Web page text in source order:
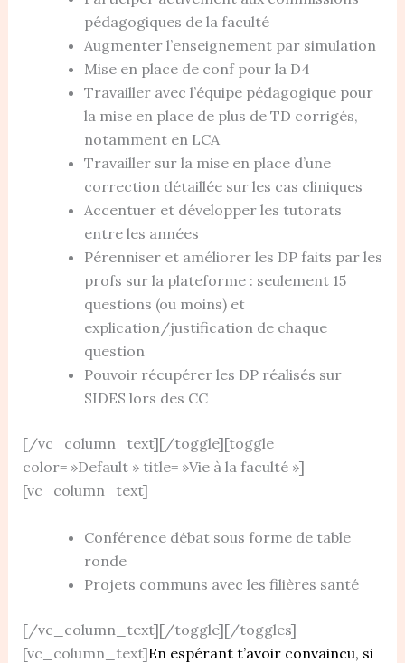
pédagogiques de la faculté
Augmenter l’enseignement par simulation
Mise en place de conf pour la D4
Travailler avec l’équipe pédagogique pour
la mise en place de plus de TD corrigés,
notamment en LCA
Travailler sur la mise en place d’une
correction détaillée sur les cas cliniques
Accentuer et développer les tutorats
entre les années
Pérenniser et améliorer les DP faits par les
profs sur la plateforme : seulement 15
questions (ou moins) et
explication/justification de chaque
question
Pouvoir récupérer les DP réalisés sur
SIDES lors des CC
[/vc_column_text][/toggle][toggle
color= »Default » title= »Vie à la faculté »]
[vc_column_text]
Conférence débat sous forme de table
ronde
Projets communs avec les filières santé
[/vc_column_text][/toggle][/toggles]
[vc_column_text]En espérant t’avoir convaincu, si